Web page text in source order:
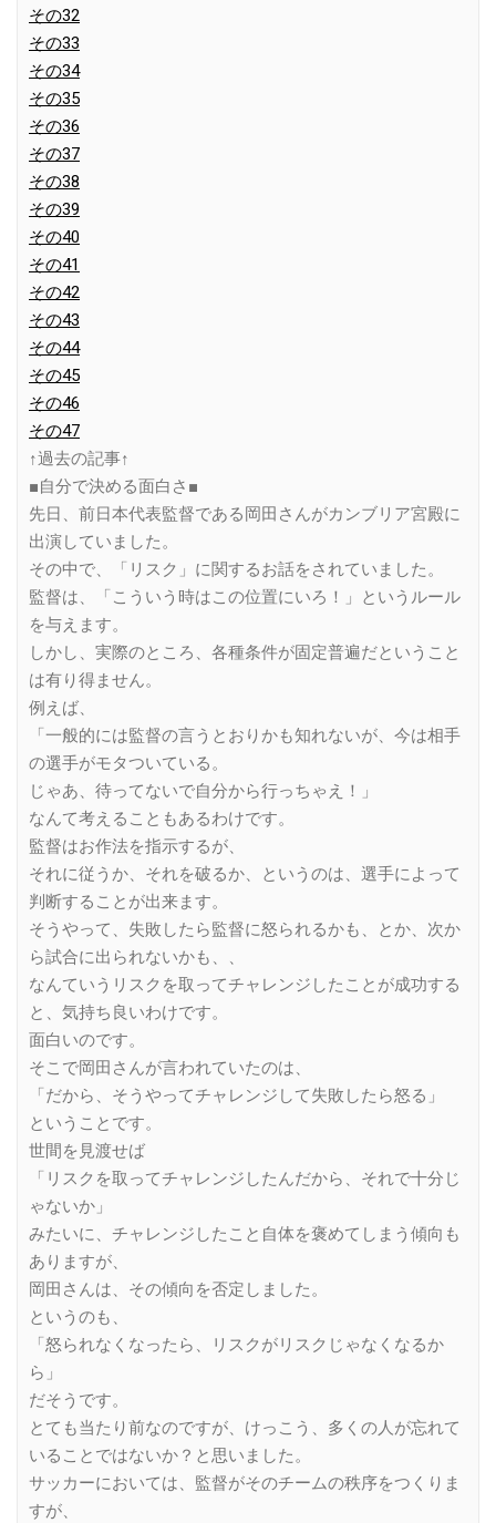
その32
その33
その34
その35
その36
その37
その38
その39
その40
その41
その42
その43
その44
その45
その46
その47
↑過去の記事↑
■自分で決める面白さ■
先日、前日本代表監督である岡田さんがカンブリア宮殿に
出演していました。
その中で、「リスク」に関するお話をされていました。
監督は、「こういう時はこの位置にいろ！」というルール
を与えます。
しかし、実際のところ、各種条件が固定普遍だということ
は有り得ません。
例えば、
「一般的には監督の言うとおりかも知れないが、今は相手
の選手がモタついている。
じゃあ、待ってないで自分から行っちゃえ！」
なんて考えることもあるわけです。
監督はお作法を指示するが、
それに従うか、それを破るか、というのは、選手によって
判断することが出来ます。
そうやって、失敗したら監督に怒られるかも、とか、次か
ら試合に出られないかも、、
なんていうリスクを取ってチャレンジしたことが成功する
と、気持ち良いわけです。
面白いのです。
そこで岡田さんが言われていたのは、
「だから、そうやってチャレンジして失敗したら怒る」
ということです。
世間を見渡せば
「リスクを取ってチャレンジしたんだから、それで十分じ
ゃないか」
みたいに、チャレンジしたこと自体を褒めてしまう傾向も
ありますが、
岡田さんは、その傾向を否定しました。
というのも、
「怒られなくなったら、リスクがリスクじゃなくなるか
ら」
だそうです。
とても当たり前なのですが、けっこう、多くの人が忘れて
いることではないか？と思いました。
サッカーにおいては、監督がそのチームの秩序をつくりま
すが、